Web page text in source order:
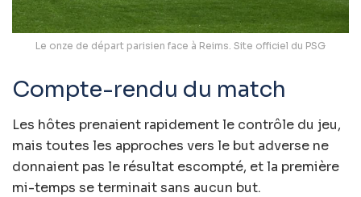
Le onze de départ parisien face à Reims. Site officiel du PSG
Compte-rendu du match
Les hôtes prenaient rapidement le contrôle du jeu,
mais toutes les approches vers le but adverse ne
donnaient pas le résultat escompté, et la première
mi-temps se terminait sans aucun but.